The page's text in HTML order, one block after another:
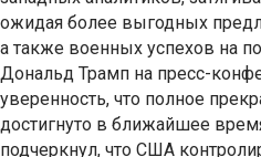
ожидая более выгодных
а также военных успехов на
Дональд Трамп на пресс-
уверенность, что полное
достигнуто в ближайшее
подчеркнул, что США